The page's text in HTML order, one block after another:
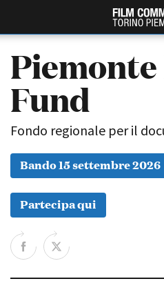
Chi siamo
Storia della Fondazione
Fund
Fondo regionale per il
Bando 15 settembre 2026
Partecipa qui